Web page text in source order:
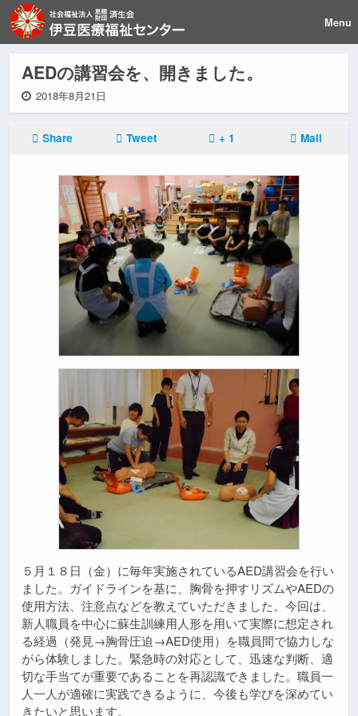
Menu
AEDの講習会を、開きました。
2018年8月21日
Share Tweet + 1 Mail
５月１８日（金）に毎年実施されているAED講習会を行い
ました。ガイドラインを基に、胸骨を押すリズムやAEDの
使用方法、注意点などを教えていただきました。今回は、
新人職員を中心に蘇生訓練用人形を用いて実際に想定され
る経過（発見→胸骨圧迫→AED使用）を職員間で協力しな
がら体験しました。緊急時の対応として、迅速な判断、適
切な手当てが重要であることを再認識できました。職員一
人一人が適確に実践できるように、今後も学びを深めてい
きたいと思います。